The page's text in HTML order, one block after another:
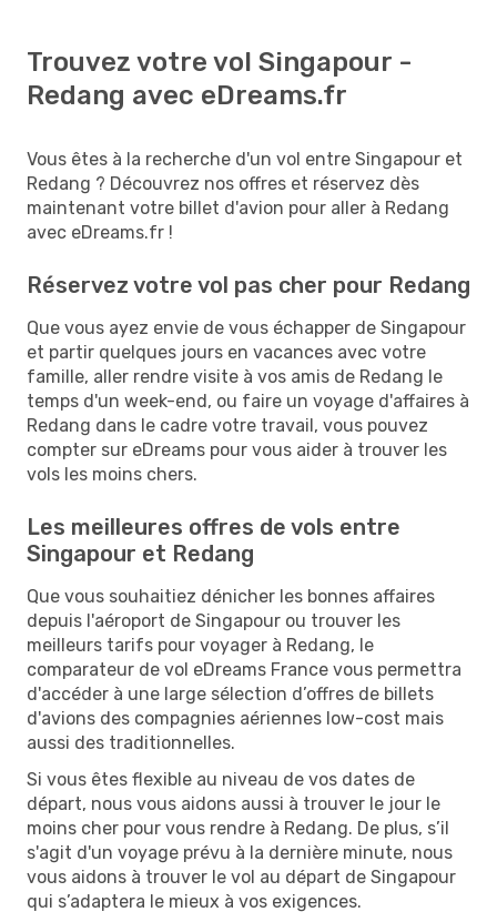
Trouvez votre vol Singapour -
Redang avec eDreams.fr
Vous êtes à la recherche d'un vol entre Singapour et
Redang ? Découvrez nos offres et réservez dès
maintenant votre billet d'avion pour aller à Redang
avec eDreams.fr !
Réservez votre vol pas cher pour Redang
Que vous ayez envie de vous échapper de Singapour
et partir quelques jours en vacances avec votre
famille, aller rendre visite à vos amis de Redang le
temps d'un week-end, ou faire un voyage d'affaires à
Redang dans le cadre votre travail, vous pouvez
compter sur eDreams pour vous aider à trouver les
vols les moins chers.
Les meilleures offres de vols entre
Singapour et Redang
Que vous souhaitiez dénicher les bonnes affaires
depuis l'aéroport de Singapour ou trouver les
meilleurs tarifs pour voyager à Redang, le
comparateur de vol eDreams France vous permettra
d'accéder à une large sélection d’offres de billets
d'avions des compagnies aériennes low-cost mais
aussi des traditionnelles.
Si vous êtes flexible au niveau de vos dates de
départ, nous vous aidons aussi à trouver le jour le
moins cher pour vous rendre à Redang. De plus, s’il
s'agit d'un voyage prévu à la dernière minute, nous
vous aidons à trouver le vol au départ de Singapour
qui s’adaptera le mieux à vos exigences.